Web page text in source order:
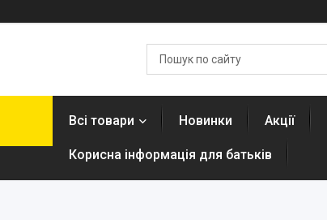
Всі товари Новинки Акції
Корисна інформація для батьків